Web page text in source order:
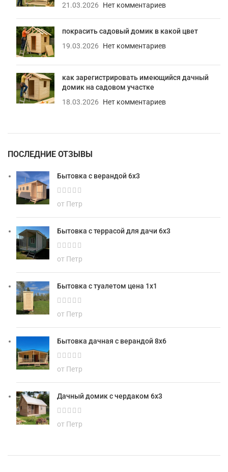
21.03.2026
Нет комментариев
покрасить садовый домик в какой цвет
19.03.2026
Нет комментариев
как зарегистрировать имеющийся дачный
домик на садовом участке
18.03.2026
Нет комментариев
ПОСЛЕДНИЕ ОТЗЫВЫ
Бытовка с верандой 6х3
от Петр
Бытовка с террасой для дачи 6х3
от Петр
Бытовка с туалетом цена 1х1
от Петр
Бытовка дачная с верандой 8х6
от Петр
Дачный домик с чердаком 6х3
от Петр